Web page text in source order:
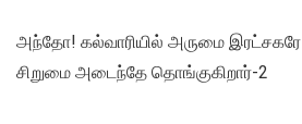
அந்தோ! கல்வாரியில் அருமை இரட்சகரே
சிறுமை அடைந்தே தொங்குகிறார்-2